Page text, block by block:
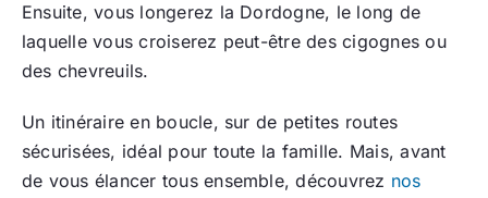
Ensuite, vous longerez la Dordogne, le long de
laquelle vous croiserez peut-être des cigognes ou
des chevreuils.
Un itinéraire en boucle, sur de petites routes
sécurisées, idéal pour toute la famille. Mais, avant
de vous élancer tous ensemble, découvrez nos